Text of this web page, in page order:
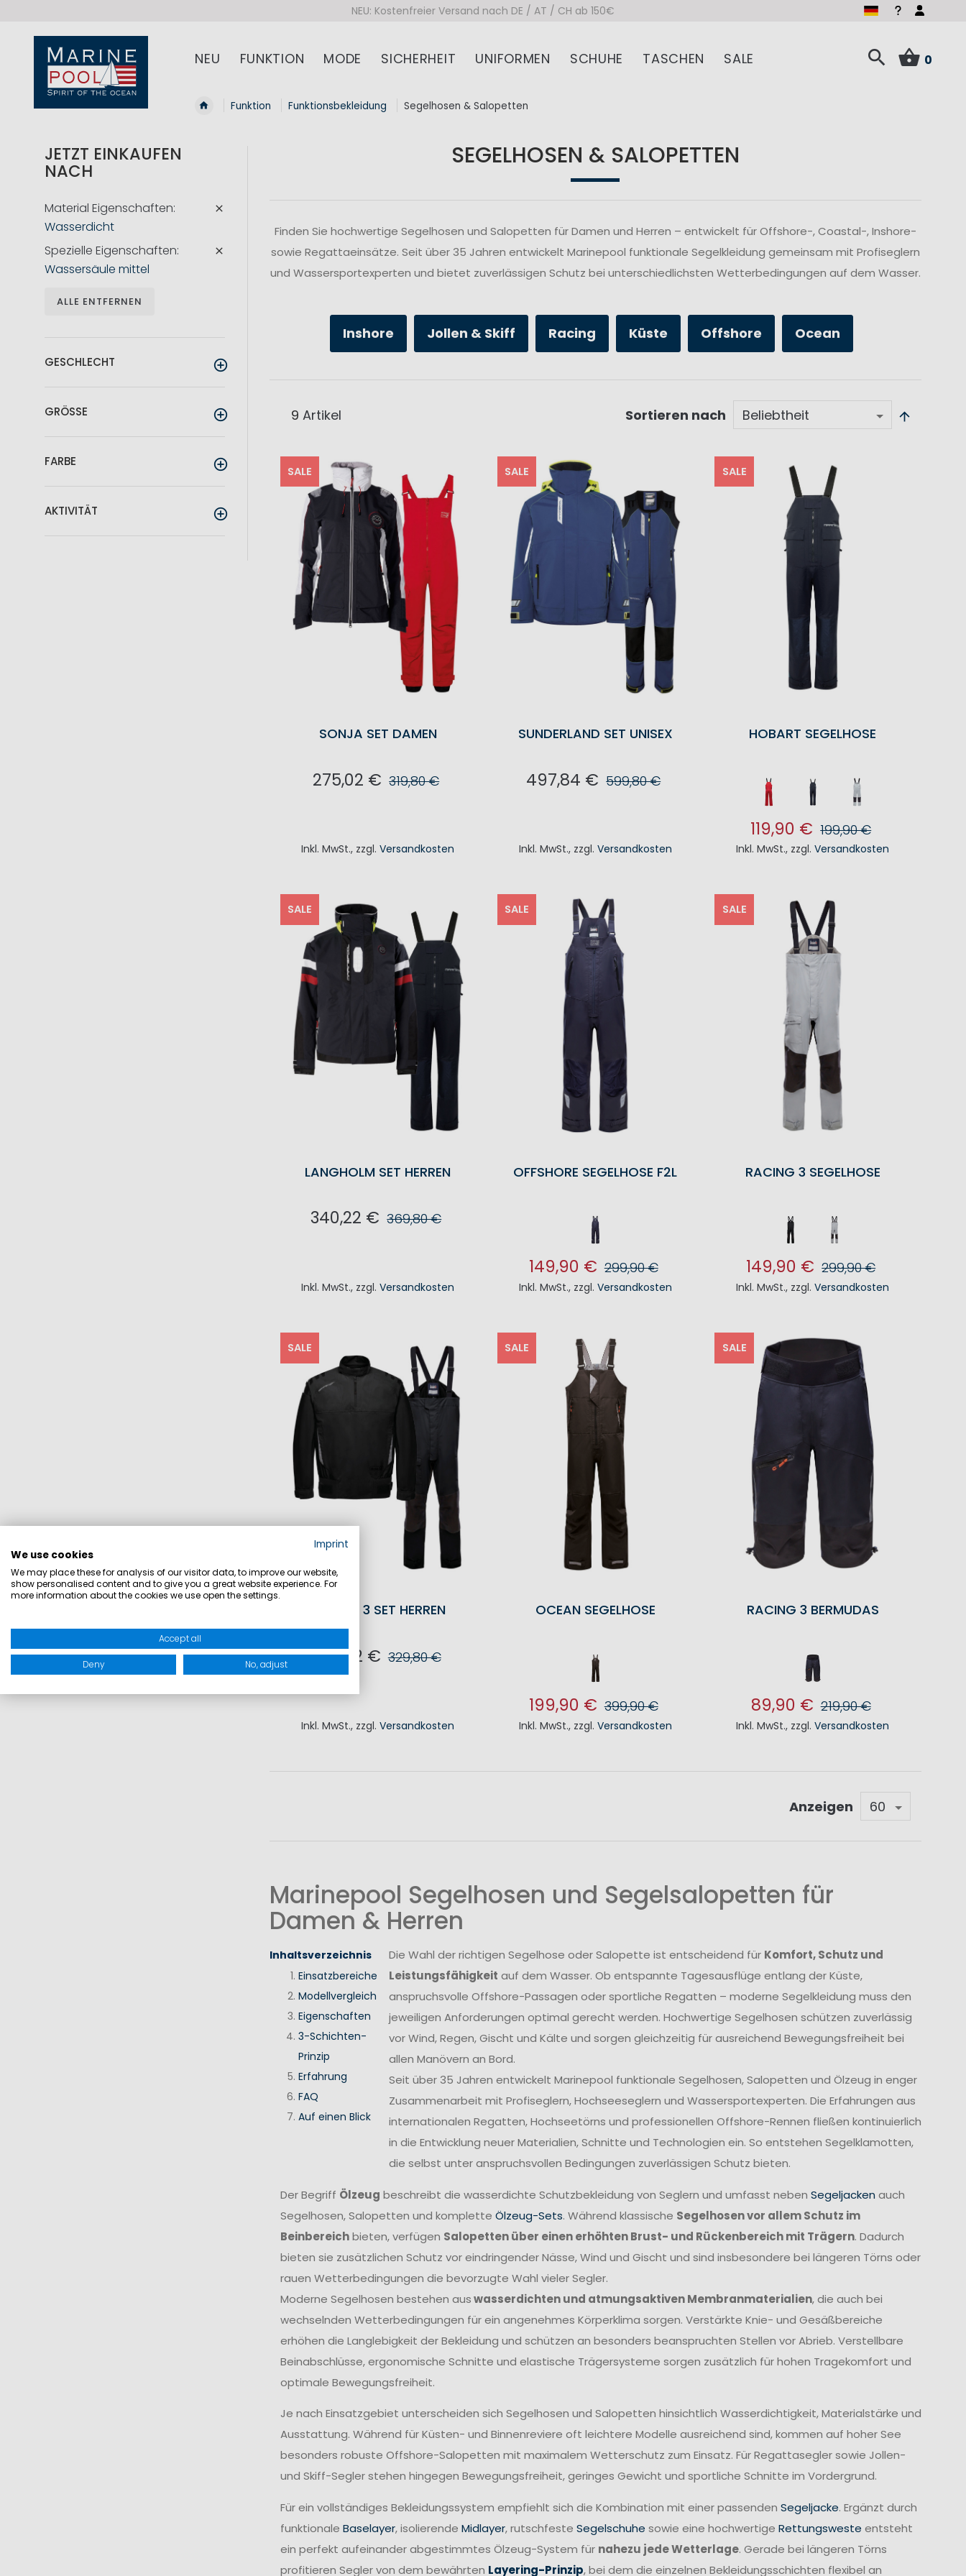
NEU: Kostenfreier Versand nach DE / AT / CH ab 150€
NEU FUNKTION MODE SICHERHEIT UNIFORMEN SCHUHE TASCHEN SALE 0
Funktion Funktionsbekleidung Segelhosen & Salopetten
SEGELHOSEN & SALOPETTEN
Finden Sie hochwertige Segelhosen und Salopetten für Damen und Herren – entwickelt für Offshore-, Coastal-, Inshore-
sowie Regattaeinsätze. Seit über 35 Jahren entwickelt Marinepool funktionale Segelkleidung gemeinsam mit Profiseglern
und Wassersportexperten und bietet zuverlässigen Schutz bei unterschiedlichsten Wetterbedingungen auf dem Wasser.
Inshore Jollen & Skiff Racing Küste Offshore Ocean
9 Artikel Sortieren nach
SALE
SONJA SET DAMEN
275,02 € 319,80 €
Inkl. MwSt., zzgl.Versandkosten
SALE
SUNDERLAND SET UNISEX
497,84 € 599,80 €
Inkl. MwSt., zzgl. Versandkosten
SALE
HOBART SEGELHOSE
119,90 € 199,90 €
Inkl. MwSt., zzgl.Versandkosten
SALE
LANGHOLM SET HERREN
340,22 € 369,80 €
Inkl. MwSt., zzgl.Versandkosten
SALE
OFFSHORE SEGELHOSE F2L
149,90 € 299,90 €
Inkl. MwSt., zzgl. Versandkosten
SALE
RACING 3 SEGELHOSE
149,90 € 299,90 €
Inkl. MwSt., zzgl.Versandkosten
SALE
RACING 3 SET HERREN
290,22 € 329,80 €
Inkl. MwSt., zzgl.Versandkosten
IN DEN WARENKORB
SALE
OCEAN SEGELHOSE
199,90 € 399,90 €
Inkl. MwSt., zzgl. Versandkosten
SALE
RACING 3 BERMUDAS
89,90 € 219,90 €
Inkl. MwSt., zzgl.Versandkosten
Anzeigen
Marinepool Segelhosen und Segelsalopetten für
Damen & Herren
Inhaltsverzeichnis
Einsatzbereiche
Modellvergleich
Eigenschaften
3-Schichten-
Prinzip
Erfahrung
FAQ
Auf einen Blick
Die Wahl der richtigen Segelhose oder Salopette ist entscheidend für Komfort, Schutz und
Leistungsfähigkeit auf dem Wasser. Ob entspannte Tagesausflüge entlang der Küste,
anspruchsvolle Offshore-Passagen oder sportliche Regatten – moderne Segelkleidung muss den
jeweiligen Anforderungen optimal gerecht werden. Hochwertige Segelhosen schützen zuverlässig
vor Wind, Regen, Gischt und Kälte und sorgen gleichzeitig für ausreichend Bewegungsfreiheit bei
allen Manövern an Bord.
Seit über 35 Jahren entwickelt Marinepool funktionale Segelhosen, Salopetten und Ölzeug in enger
Zusammenarbeit mit Profiseglern, Hochseeseglern und Wassersportexperten. Die Erfahrungen aus
internationalen Regatten, Hochseetörns und professionellen Offshore-Rennen fließen kontinuierlich
in die Entwicklung neuer Materialien, Schnitte und Technologien ein. So entstehen Segelklamotten,
die selbst unter anspruchsvollen Bedingungen zuverlässigen Schutz bieten.
Der Begriff Ölzeug beschreibt die wasserdichte Schutzbekleidung von Seglern und umfasst neben Segeljacken auch
Segelhosen, Salopetten und komplette Ölzeug-Sets. Während klassische Segelhosen vor allem Schutz im
Beinbereichbieten, verfügen Salopetten über einen erhöhten Brust- und Rückenbereich mit Trägern. Dadurch
bieten sie zusätzlichen Schutz vor eindringender Nässe, Wind und Gischt und sind insbesondere bei längeren Törns oder
rauen Wetterbedingungen die bevorzugte Wahl vieler Segler.
Moderne Segelhosen bestehen auswasserdichten und atmungsaktiven Membranmaterialien, die auch bei
wechselnden Wetterbedingungen für ein angenehmes Körperklima sorgen. Verstärkte Knie- und Gesäßbereiche
erhöhen die Langlebigkeit der Bekleidung und schützen an besonders beanspruchten Stellen vor Abrieb. Verstellbare
Beinabschlüsse, ergonomische Schnitte und elastische Trägersysteme sorgen zusätzlich für hohen Tragekomfort und
optimale Bewegungsfreiheit.
Je nach Einsatzgebiet unterscheiden sich Segelhosen und Salopetten hinsichtlich Wasserdichtigkeit, Materialstärke und
Ausstattung. Während für Küsten- und Binnenreviere oft leichtere Modelle ausreichend sind, kommen auf hoher See
besonders robuste Offshore-Salopetten mit maximalem Wetterschutz zum Einsatz. Für Regattasegler sowie Jollen-
und Skiff-Segler stehen hingegen Bewegungsfreiheit, geringes Gewicht und sportliche Schnitte im Vordergrund.
Für ein vollständiges Bekleidungssystem empfiehlt sich die Kombination mit einer passenden Segeljacke. Ergänzt durch
funktionale Baselayer, isolierende Midlayer, rutschfeste Segelschuhe sowie eine hochwertige Rettungsweste entsteht
ein perfekt aufeinander abgestimmtes Ölzeug-System für nahezu jede Wetterlage. Gerade bei längeren Törns
profitieren Segler von dem bewährten Layering-Prinzip, bei dem die einzelnen Bekleidungsschichten flexibel an
JETZT EINKAUFEN
NACH
Material Eigenschaften
Wasserdicht
Spezielle Eigenschaften
Wassersäule mittel
ALLE ENTFERNEN
GESCHLECHT
GRÖSSE
FARBE
AKTIVITÄT
Imprint
We use cookies
We may place these for analysis of our visitor data, to improve our website,
show personalised content and to give you a great website experience. For
more information about the cookies we use open the settings.
Accept all
Deny No, adjust